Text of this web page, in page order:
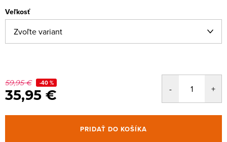
Veľkosť
59,95 € -40 %
35,95 €
PRIDAŤ DO KOŠÍKA